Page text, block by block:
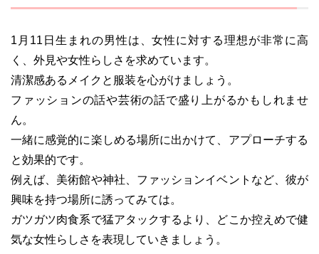
1月11日生まれの男性は、女性に対する理想が非常に高
く、外見や女性らしさを求めています。
清潔感あるメイクと服装を心がけましょう。
ファッションの話や芸術の話で盛り上がるかもしれませ
ん。
一緒に感覚的に楽しめる場所に出かけて、アプローチする
と効果的です。
例えば、美術館や神社、ファッションイベントなど、彼が
興味を持つ場所に誘ってみては。
ガツガツ肉食系で猛アタックするより、どこか控えめで健
気な女性らしさを表現していきましょう。